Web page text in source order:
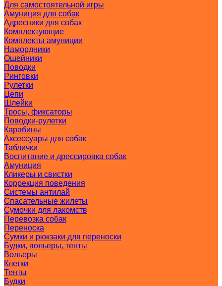
Для самостоятельной игры
Амуниция для собак
Адресники для собак
Комплектующие
Комплекты амуниции
Намордники
Ошейники
Поводки
Ринговки
Рулетки
Цепи
Шлейки
Тросы, фиксаторы
Поводки-рулетки
Карабины
Аксессуары для собак
Таблички
Воспитание и дрессировка собак
Амуниция
Кликеры и свистки
Коррекция поведения
Системы антилай
Спасательные жилеты
Сумочки для лакомств
Перевозка собак
Переноска
Сумки и рюкзаки для переноски
Будки, вольеры, тенты
Вольеры
Клетки
Тенты
Будки